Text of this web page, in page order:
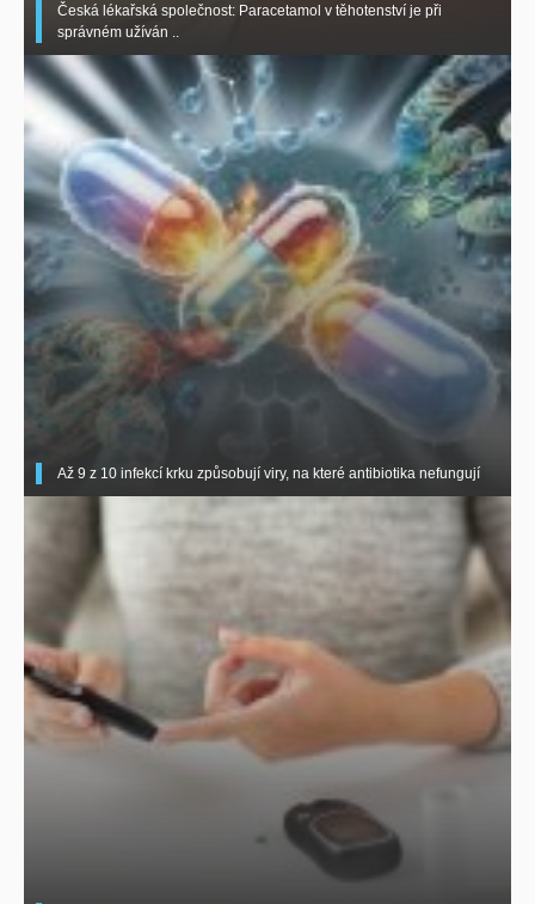
Česká lékařská společnost: Paracetamol v těhotenství je při
správném užíván ..
Až 9 z 10 infekcí krku způsobují viry, na které antibiotika nefungují